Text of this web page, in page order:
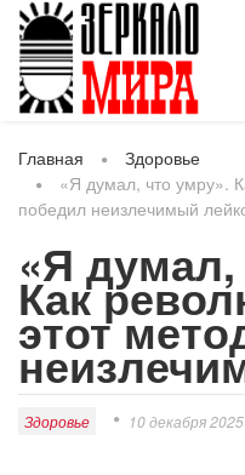
Главная
Здоровье
«Я думал, что умру».
победил неизлечимый
«Я
Как
этот
Здоровье 10 декабря 2025